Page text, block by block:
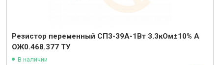
Резистор переменный СП3-39А-1Вт 3.3кОм±10% А
ОЖ0.468.377 ТУ
В наличии